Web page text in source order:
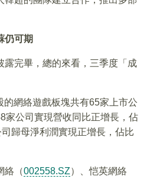
仍可期
露完畢，總的來看，三季度「成
網絡遊戲板塊共有65家上市公
家公司實現營收同比正增長，佔
歸母淨利潤實現正增長，佔比
絡（002558.SZ）、恺英網絡